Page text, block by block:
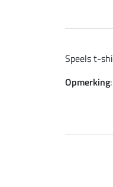
Speels t-
Opmerking